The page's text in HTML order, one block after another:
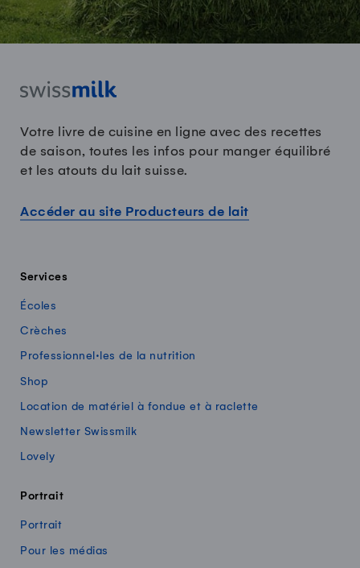
Votre livre de cuisine en ligne avec des recettes
de saison, toutes les infos pour manger équilibré
et les atouts du lait suisse.
Accéder au site Producteurs de lait
Services
Écoles
Crèches
Professionnel·les de la nutrition
Shop
Location de matériel à fondue et à raclette
Newsletter Swissmilk
Lovely
Portrait
Portrait
Pour les médias